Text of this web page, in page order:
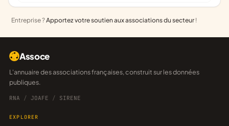
Entreprise ?Apportez votre soutien aux associations du secteur !
Assoce
L'annuaire des associations françaises, construit sur les données
publiques.
RNA / JOAFE / SIRENE
EXPLORER